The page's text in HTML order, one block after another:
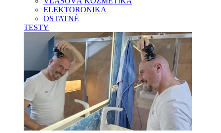
ELEKTORONIKA
OSTATNÉ
TESTY